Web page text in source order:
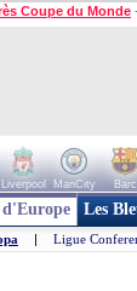
Coupe du Monde -
Liverpool ManCity
d'Europe Les
| Ligue